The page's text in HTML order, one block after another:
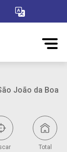
João da Boa
Total